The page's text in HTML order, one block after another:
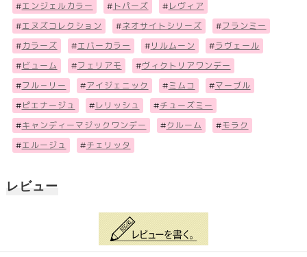
#エンジェルカラー # トパーズ # レヴィア
#エヌズコレクション #ネオサイトシリーズ #フランミー
# カラーズ #エバーカラー # リルムーン #ラヴェール
# ビューム #フェリアモ #ヴィクトリアワンデー
#フル－リー #アイジェニック #ミムコ #マーブル
# ピエナージュ # レリッシュ #チューズミー
#キャンディーマジックワンデー #クルーム #モラク
#エルージュ #チェリッタ
レビュー